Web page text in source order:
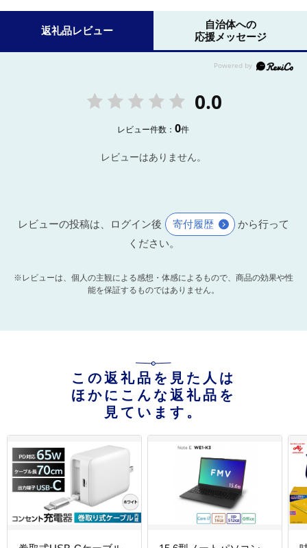
返礼品レビュー
自治体への
応援メッセージ
0.0
レビュー件数：0件
レビューはありません。
レビューの投稿は、ログイン後 寄付履歴
から行って
ください。
※レビューは、個人の主観による感想・体感によるもので、商品の効果や性
能を保証するものではありません。
この返礼品を見た人は
ほかにこんな返礼品を
見ています。